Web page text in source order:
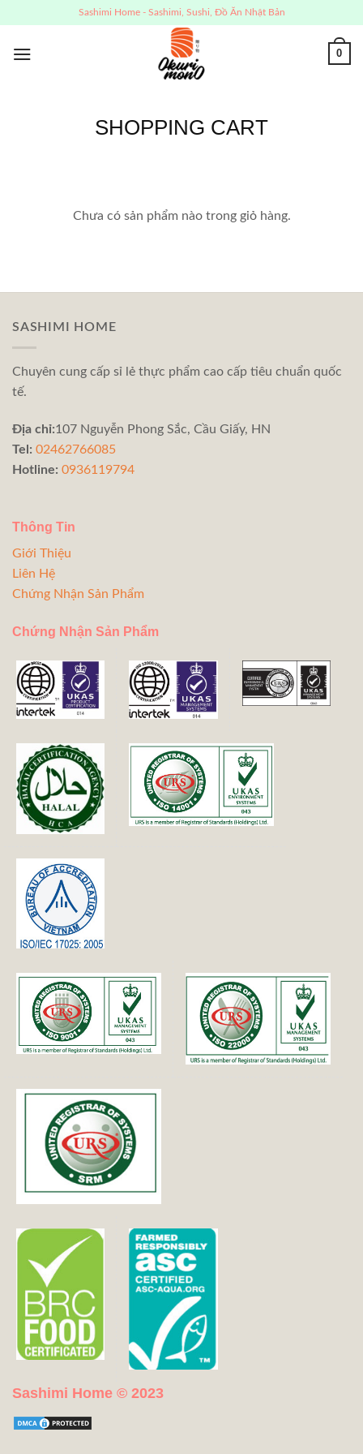
to
content
Sashimi Home - Sashimi, Sushi, Đồ Ăn Nhật Bản
0
SHOPPING CART
Chưa có sản phẩm nào trong giỏ hàng.
SASHIMI HOME
Chuyên cung cấp sỉ lẻ thực phẩm cao cấp tiêu chuẩn quốc
tế.
Địa chỉ:107 Nguyễn Phong Sắc, Cầu Giấy, HN
Tel: 02462766085
Hotline: 0936119794
Thông Tin
Giới Thiệu
Liên Hệ
Chứng Nhận Sản Phẩm
Chứng Nhận Sản Phẩm
Sashimi Home © 2023